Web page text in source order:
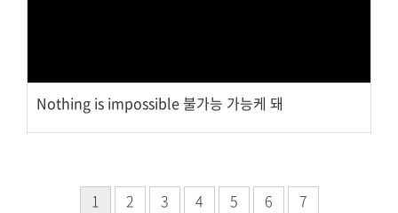
Nothing is impossible 불가능 가능케 돼
1 2 3 4 5 6 7